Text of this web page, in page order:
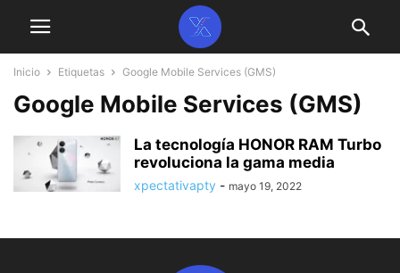
Inicio Etiquetas Google Mobile Services (GMS)
Google Mobile Services (GMS)
La tecnología HONOR RAM Turbo
revoluciona la gama media
xpectativapty - mayo 19, 2022